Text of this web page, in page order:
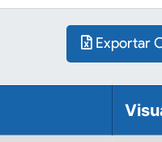
Exportar